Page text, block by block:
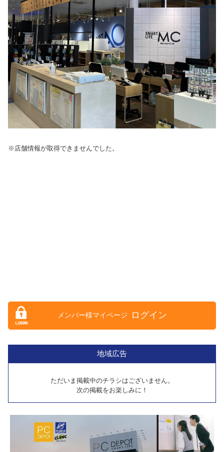
※店舗情報が取得できませんでした。
ログイン
地域広告
ただいま掲載中のチラシはございません。
次の掲載をお楽しみに！